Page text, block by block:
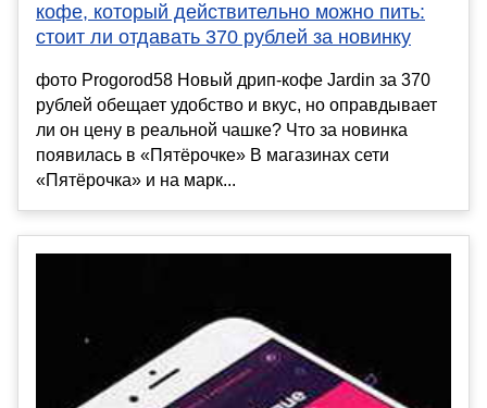
кофе, который действительно можно пить:
стоит ли отдавать 370 рублей за новинку
фото Progorod58 Новый дрип-кофе Jardin за 370
рублей обещает удобство и вкус, но оправдывает
ли он цену в реальной чашке? Что за новинка
появилась в «Пятёрочке» В магазинах сети
«Пятёрочка» и на марк...